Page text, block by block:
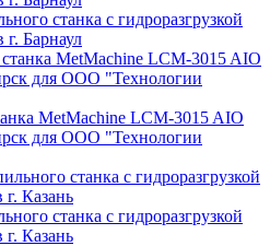
станка c гидроразгрузкой
Барнаул
MetMachine LCM-3015 AIO
для ООО "Технологии
станка c гидроразгрузкой
Казань